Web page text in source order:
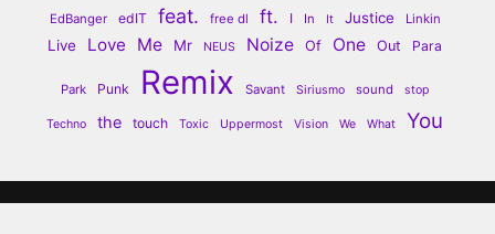
EdBanger
edIT feat. free dl ft. I In It Justice Linkin
Live Love Me Mr NEUS Noize Of One Out Para
Park Punk Remix Savant Siriusmo sound stop
Techno the touch Toxic Uppermost Vision We What You